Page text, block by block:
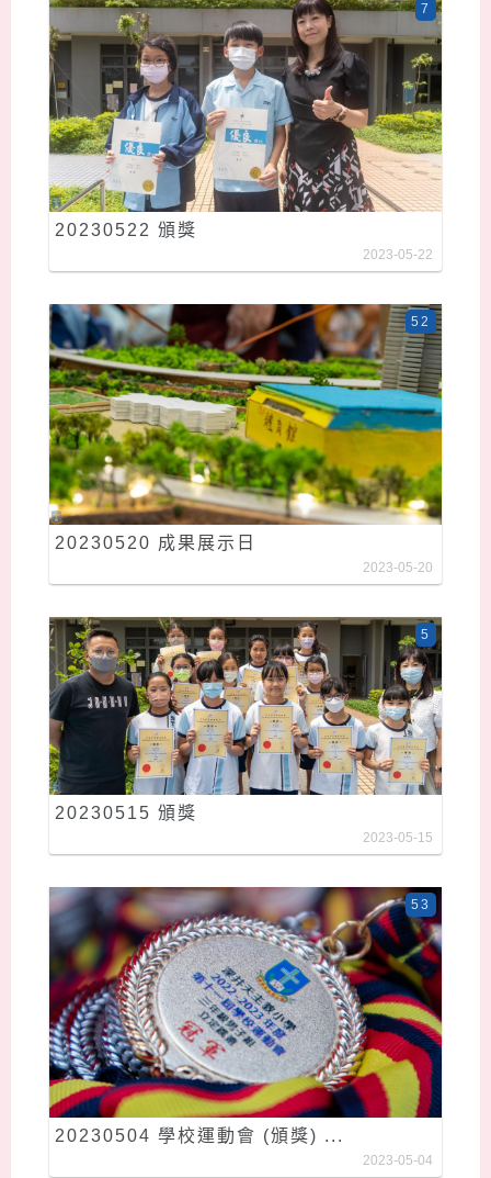
20230522 頒獎
7
2023-05-22
20230520 成果展示日
52
2023-05-20
20230515 頒獎
5
2023-05-15
20230504 學校運動會 (頒獎) ...
53
2023-05-04